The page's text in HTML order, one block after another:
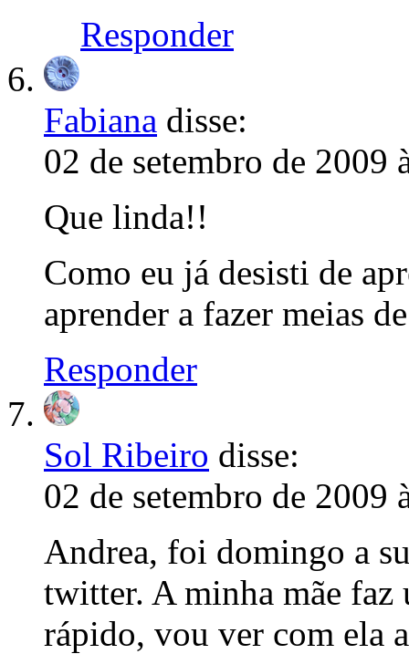
Responder
Fabiana disse:
02 de setembro de 2009
Que linda!!
Como eu já desisti de
aprender a fazer meias
Responder
Sol Ribeiro disse:
02 de setembro de 2009
Andrea, foi domingo a
twitter. A minha mãe faz
rápido, vou ver com ela